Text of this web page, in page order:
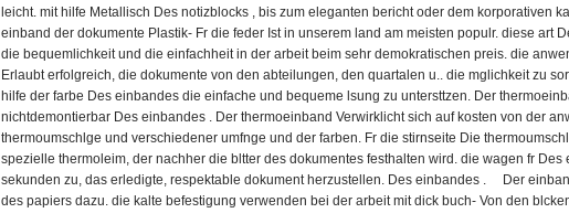
leicht. mit hilfe Metallisch Des notizblocks , bis zum eleganten bericht oder dem korporativen
einband der dokumente Plastik- Fr die feder Ist in unserem land am meisten populr. diese art
die bequemlichkeit und die einfachheit in der arbeit beim sehr demokratischen preis. die
Erlaubt erfolgreich, die dokumente von den abteilungen, den quartalen u.. die mglichkeit zu
hilfe der farbe Des einbandes die einfache und bequeme lsung zu untersttzen. Der
nichtdemontierbar Des einbandes . Der thermoeinband Verwirklicht sich auf kosten von der
thermoumschlge und verschiedener umfnge und der farben. Fr die stirnseite Die
spezielle thermoleim, der nachher die bltter des dokumentes festhalten wird. die wagen fr
sekunden zu, das erledigte, respektable dokument herzustellen. Des einbandes . Der
des papiers dazu. die kalte befestigung verwenden bei der arbeit mit dick buch- Von den